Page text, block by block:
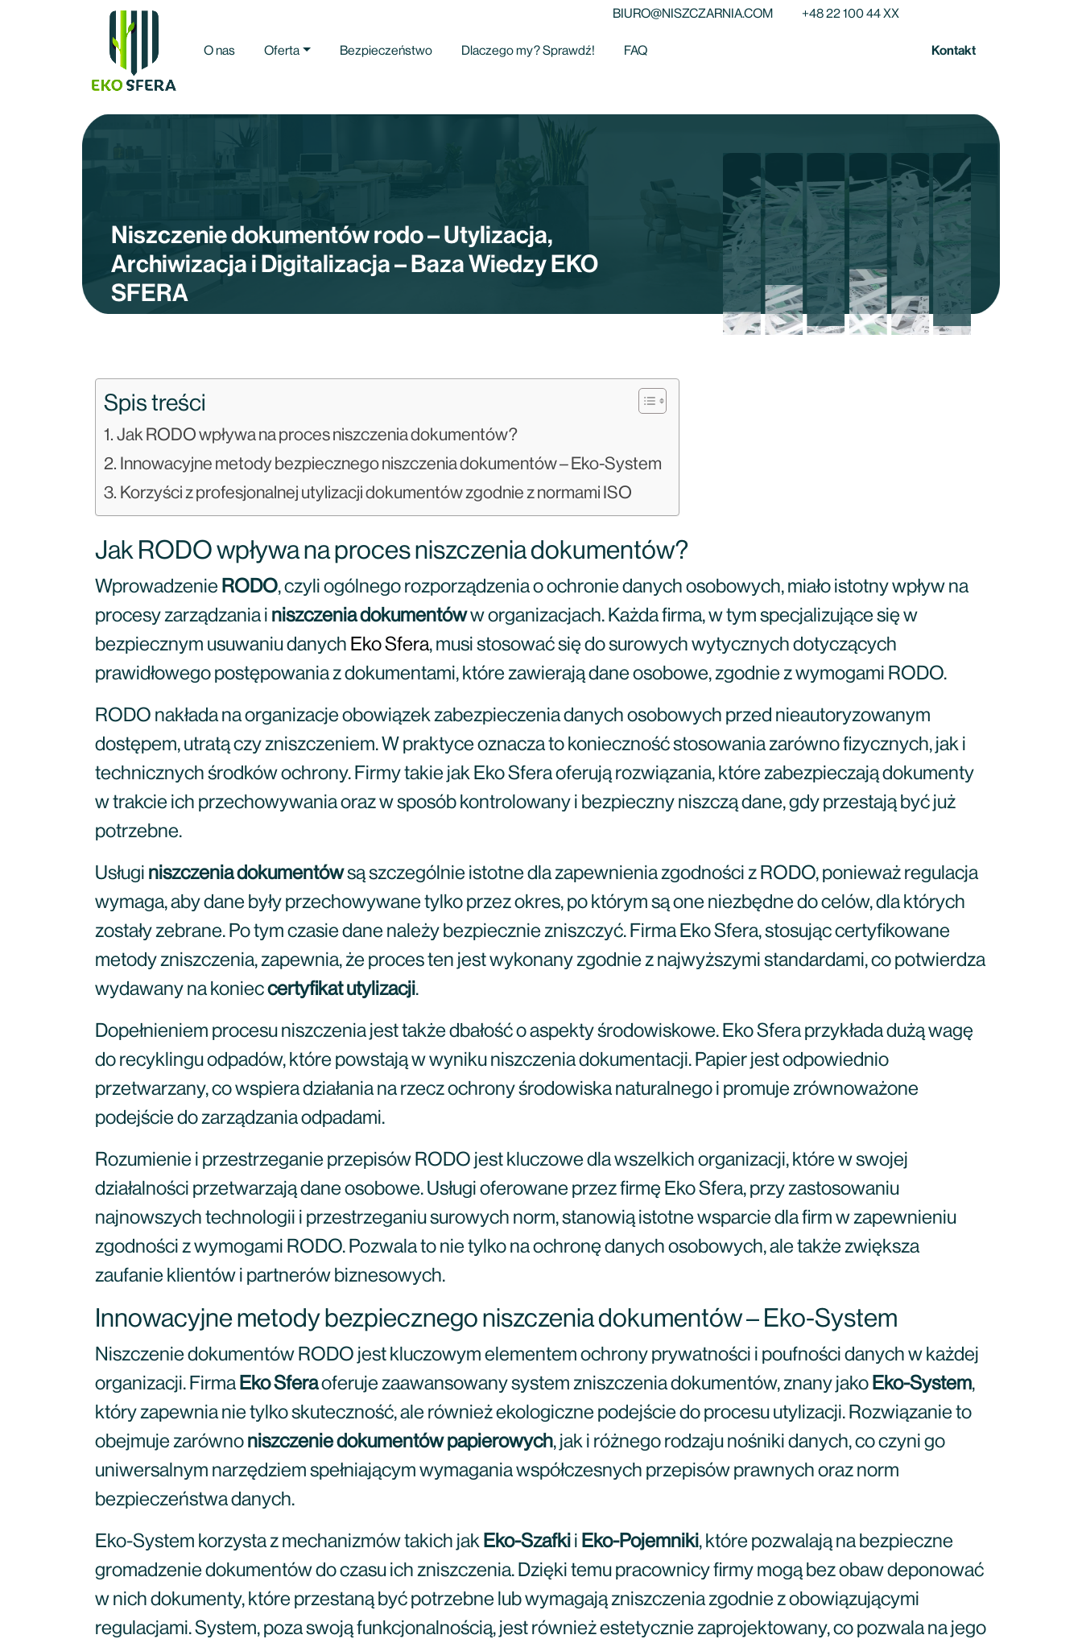
O nas Oferta Bezpieczeństwo Dlaczego my? Sprawdź! FAQ Kontakt
BIURO@NISZCZARNIA.COM +48 22 100 44 XX
Niszczenie dokumentów rodo – Utylizacja,
Archiwizacja i Digitalizacja – Baza Wiedzy EKO
SFERA
Spis treści
Jak RODO wpływa na proces niszczenia dokumentów?
Innowacyjne metody bezpiecznego niszczenia dokumentów – Eko-System
Korzyści z profesjonalnej utylizacji dokumentów zgodnie z normami ISO
Jak RODO wpływa na proces niszczenia dokumentów?
Wprowadzenie RODO, czyli ogólnego rozporządzenia o ochronie danych osobowych, miało istotny wpływ na
procesy zarządzania i niszczenia dokumentóww organizacjach. Każda firma, w tym specjalizujące się w
bezpiecznym usuwaniu danych Eko Sfera, musi stosować się do surowych wytycznych dotyczących
prawidłowego postępowania z dokumentami, które zawierają dane osobowe, zgodnie z wymogami RODO.
RODO nakłada na organizacje obowiązek zabezpieczenia danych osobowych przed nieautoryzowanym
dostępem, utratą czy zniszczeniem. W praktyce oznacza to konieczność stosowania zarówno fizycznych, jak i
technicznych środków ochrony. Firmy takie jak Eko Sfera oferują rozwiązania, które zabezpieczają dokumenty
w trakcie ich przechowywania oraz w sposób kontrolowany i bezpieczny niszczą dane, gdy przestają być już
potrzebne.
Usługi niszczenia dokumentówsą szczególnie istotne dla zapewnienia zgodności z RODO, ponieważ regulacja
wymaga, aby dane były przechowywane tylko przez okres, po którym są one niezbędne do celów, dla których
zostały zebrane. Po tym czasie dane należy bezpiecznie zniszczyć. Firma Eko Sfera, stosując certyfikowane
metody zniszczenia, zapewnia, że proces ten jest wykonany zgodnie z najwyższymi standardami, co potwierdza
wydawany na konieccertyfikat utylizacji.
Dopełnieniem procesu niszczenia jest także dbałość o aspekty środowiskowe. Eko Sfera przykłada dużą wagę
do recyklingu odpadów, które powstają w wyniku niszczenia dokumentacji. Papier jest odpowiednio
przetwarzany, co wspiera działania na rzecz ochrony środowiska naturalnego i promuje zrównoważone
podejście do zarządzania odpadami.
Rozumienie i przestrzeganie przepisów RODO jest kluczowe dla wszelkich organizacji, które w swojej
działalności przetwarzają dane osobowe. Usługi oferowane przez firmę Eko Sfera, przy zastosowaniu
najnowszych technologii i przestrzeganiu surowych norm, stanowią istotne wsparcie dla firm w zapewnieniu
zgodności z wymogami RODO. Pozwala to nie tylko na ochronę danych osobowych, ale także zwiększa
zaufanie klientów i partnerów biznesowych.
Innowacyjne metody bezpiecznego niszczenia dokumentów – Eko-System
Niszczenie dokumentów RODO jest kluczowym elementem ochrony prywatności i poufności danych w każdej
organizacji. Firma Eko Sferaoferuje zaawansowany system zniszczenia dokumentów, znany jako Eko-System,
który zapewnia nie tylko skuteczność, ale również ekologiczne podejście do procesu utylizacji. Rozwiązanie to
obejmuje zarówno niszczenie dokumentów papierowych, jak i różnego rodzaju nośniki danych, co czyni go
uniwersalnym narzędziem spełniającym wymagania współczesnych przepisów prawnych oraz norm
bezpieczeństwa danych.
Eko-System korzysta z mechanizmów takich jak Eko-Szafki i Eko-Pojemniki, które pozwalają na bezpieczne
gromadzenie dokumentów do czasu ich zniszczenia. Dzięki temu pracownicy firmy mogą bez obaw deponować
w nich dokumenty, które przestaną być potrzebne lub wymagają zniszczenia zgodnie z obowiązującymi
regulacjami. System, poza swoją funkcjonalnością, jest również estetycznie zaprojektowany, co pozwala na jego